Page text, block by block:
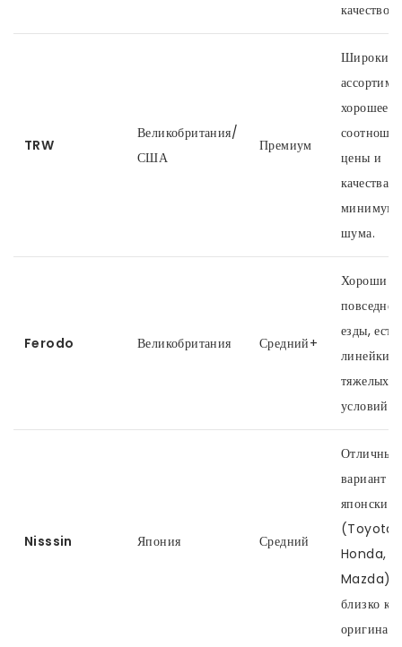
качество.
TRW
Великобритания/
США
Премиум
Широкий
хорошее
цены и
качества,
минимум
шума.
Ferodo Великобритания Средний+
Хороши
езды, есть
линейки
тяжелых
условий.
Nisssin Япония Средний
Отличный
вариант
японских
(Toyota,
Honda,
Mazda),
близко к